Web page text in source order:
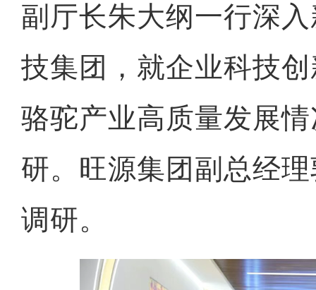
副厅长朱大纲一行深
技集团，就企业科技
骆驼产业高质量发展
研。旺源集团副总经
调研。